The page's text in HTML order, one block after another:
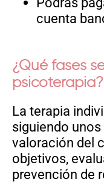
cuenta
¿Qué fases
psicoterapia?
La terapia
siguiendo
valoración del
objetivos,
prevención de